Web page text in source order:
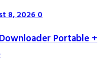
8, 20260
Portable +